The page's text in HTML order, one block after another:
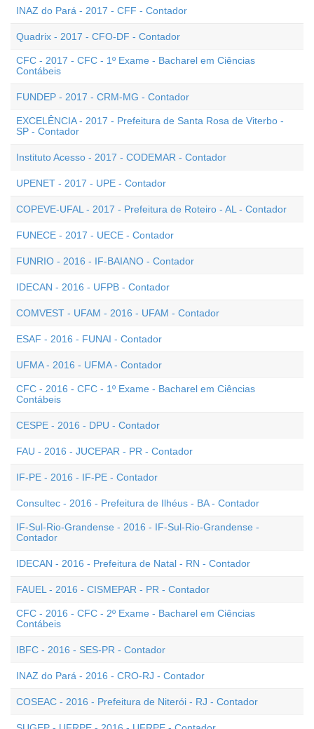
INAZ do Pará - 2017 - CFF - Contador
Quadrix - 2017 - CFO-DF - Contador
CFC - 2017 - CFC - 1º Exame - Bacharel em Ciências
Contábeis
FUNDEP - 2017 - CRM-MG - Contador
EXCELÊNCIA - 2017 - Prefeitura de Santa Rosa de Viterbo -
SP - Contador
Instituto Acesso - 2017 - CODEMAR - Contador
UPENET - 2017 - UPE - Contador
COPEVE-UFAL - 2017 - Prefeitura de Roteiro - AL - Contador
FUNECE - 2017 - UECE - Contador
FUNRIO - 2016 - IF-BAIANO - Contador
IDECAN - 2016 - UFPB - Contador
COMVEST - UFAM - 2016 - UFAM - Contador
ESAF - 2016 - FUNAI - Contador
UFMA - 2016 - UFMA - Contador
CFC - 2016 - CFC - 1º Exame - Bacharel em Ciências
Contábeis
CESPE - 2016 - DPU - Contador
FAU - 2016 - JUCEPAR - PR - Contador
IF-PE - 2016 - IF-PE - Contador
Consultec - 2016 - Prefeitura de Ilhéus - BA - Contador
IF-Sul-Rio-Grandense - 2016 - IF-Sul-Rio-Grandense -
Contador
IDECAN - 2016 - Prefeitura de Natal - RN - Contador
FAUEL - 2016 - CISMEPAR - PR - Contador
CFC - 2016 - CFC - 2º Exame - Bacharel em Ciências
Contábeis
IBFC - 2016 - SES-PR - Contador
INAZ do Pará - 2016 - CRO-RJ - Contador
COSEAC - 2016 - Prefeitura de Niterói - RJ - Contador